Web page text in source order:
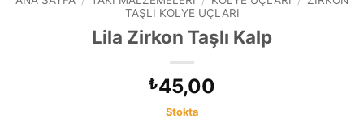
TAŞLI KOLYE UÇLARI
Lila Zirkon Taşlı Kalp
₺45,00
Stokta